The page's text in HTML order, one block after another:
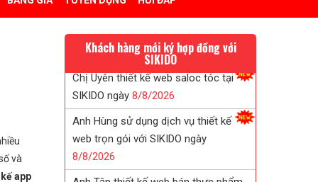
và
app
Khách hàng mới ký hợp đồng với
SIKIDO
Anh Hùng sử dụng dịch vụ thiết kế
web trọn gói với SIKIDO ngày
8/8/ 2026
Anh Tân thiết kế web bán thực phẩm
chức năng với SIKIDO ngày